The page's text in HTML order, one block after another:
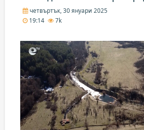
четвъртък, 30 януари 2025
19:14
7k